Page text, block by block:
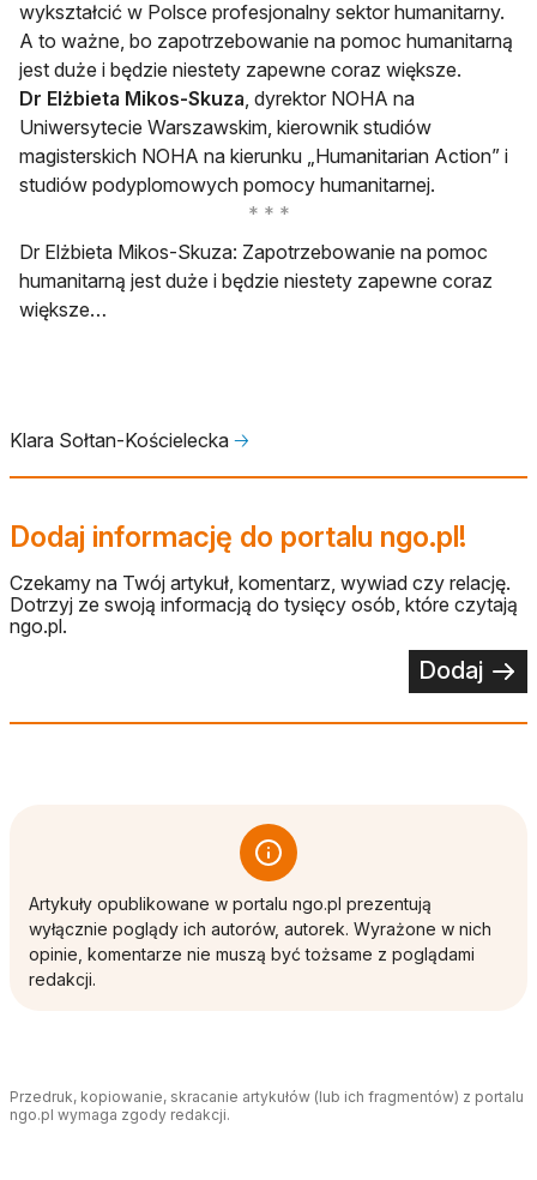
wykształcić w Polsce profesjonalny sektor humanitarny.
A to ważne, bo zapotrzebowanie na pomoc humanitarną
jest duże i będzie niestety zapewne coraz większe.
Dr Elżbieta Mikos-Skuza , dyrektor NOHA na
Uniwersytecie Warszawskim, kierownik studiów
magisterskich NOHA na kierunku „Humanitarian Action” i
studiów podyplomowych pomocy humanitarnej.
Dr Elżbieta Mikos-Skuza: Zapotrzebowanie na pomoc
humanitarną jest duże i będzie niestety zapewne coraz
większe…
Klara Sołtan-Kościelecka 🡢
Dodaj informację do portalu ngo.pl!
Czekamy na Twój artykuł, komentarz, wywiad czy relację.
Dotrzyj ze swoją informacją do tysięcy osób, które czytają
ngo.pl.
Dodaj
Artykuły opublikowane w portalu ngo.pl prezentują
wyłącznie poglądy ich autorów, autorek. Wyrażone w nich
opinie, komentarze nie muszą być tożsame z poglądami
redakcji.
Przedruk, kopiowanie, skracanie artykułów (lub ich fragmentów) z portalu
ngo.pl wymaga zgody redakcji.